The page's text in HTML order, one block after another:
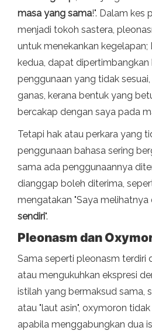
masa yang sama!". Dalam kes
menjadi tokoh sastera,
untuk menekankan
kedua, dapat
penggunaan yang tidak
ganas, kerana bentuk yang
bercakap dengan saya pada
Tetapi hak atau perkara yang
penggunaan bahasa sering
sama ada penggunaannya
dianggap boleh diterima,
mengatakan "Saya melihatnya
sendiri".
Pleonasm dan
Sama seperti pleonasm terdiri
atau mengukuhkan ekspresi
istilah yang bermaksud sama,
atau "laut asin", oxymoron
apabila menggabungkan dua